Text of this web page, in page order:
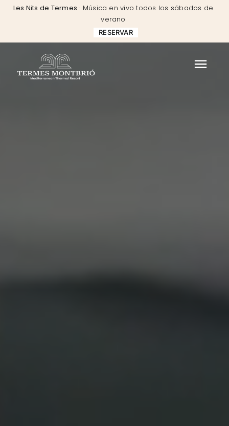
SkipLes Nits de Termes · Música en vivo todos los sábados de
verano
RESERVAR